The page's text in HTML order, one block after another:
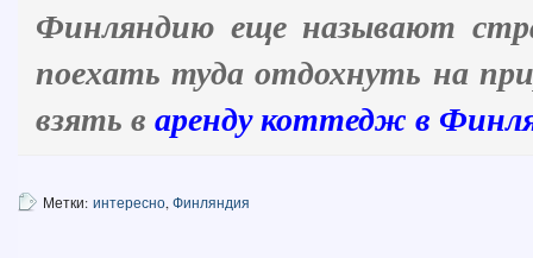
Финляндию еще называют
поехать туда отдохнуть на
взять в аренду коттедж в
Метки: интересно, Финляндия